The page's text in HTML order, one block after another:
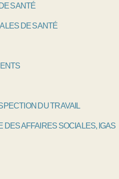
SANTÉ
DE SANTÉ
DU TRAVAIL
AFFAIRES SOCIALES, IGAS